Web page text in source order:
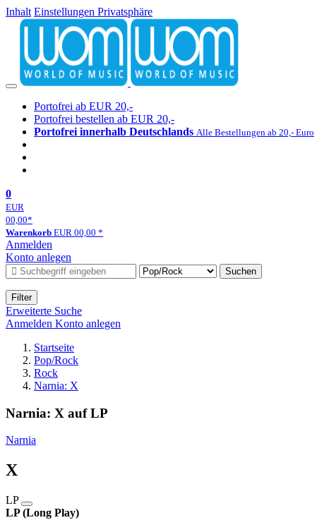
Inhalt Einstellungen Privatsphäre
Portofrei ab EUR 20,-
Portofrei bestellen ab EUR 20,-
Portofrei innerhalb Deutschlands Alle Bestellungen ab 20,- Euro
0
EUR
00,00*
Warenkorb EUR 00,00 *
Anmelden
Konto anlegen
Suchen
Filter
Erweiterte Suche
Anmelden Konto anlegen
Startseite
Pop/Rock
Rock
Narnia: X
Narnia: X auf LP
Narnia
X
LP
LP (Long Play)